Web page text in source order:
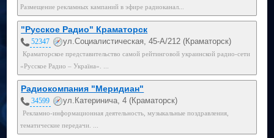
Размещение рекламных кампаний в эфире радиоканал...
"Русское Радио" Краматорск
52347 ул.Социалистическая, 45-А/212 (Краматорск)
Краматорское представительство самой рейтинговой украинской радио-сети
«Русское Радио – Україна». ...
Радиокомпания "Меридиан"
34599 ул.Катеринича, 4 (Краматорск)
Рекламно-информационная деятельность, музыкальные поздравления,
тематические передачи. ...